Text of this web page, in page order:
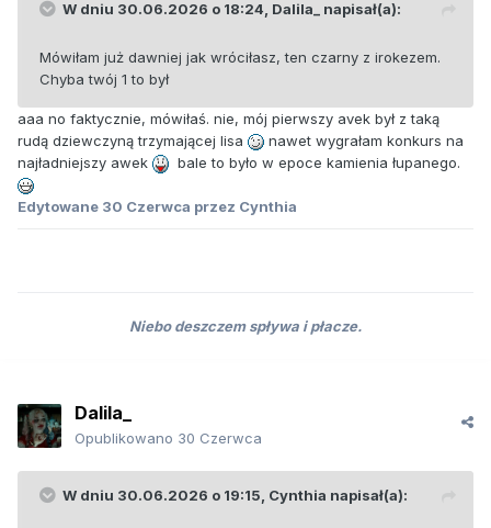
W dniu 30.06.2026 o 18:24, Dalila_ napisał(a):
Mówiłam już dawniej jak wróciłasz, ten czarny z irokezem.
Chyba twój 1 to był
aaa no faktycznie, mówiłaś. nie, mój pierwszy avek był z taką
rudą dziewczyną trzymającej lisa
nawet wygrałam konkurs na
najładniejszy awek
bale to było w epoce kamienia łupanego.
Edytowane 30 Czerwca przez Cynthia
Niebo deszczem spływa i płacze.
Dalila_
Opublikowano 30 Czerwca
W dniu 30.06.2026 o 19:15, Cynthia napisał(a):